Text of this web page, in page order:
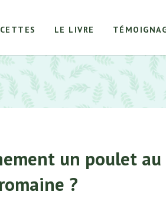
LE LIVRE
un poulet
?